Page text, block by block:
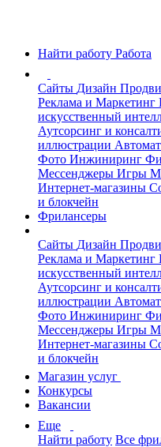
Найти работу Работа
Сайты Дизайн
Реклама и Маркетинг
искусственный
Аутсорсинг и
иллюстрации
Фото Инжиниринг
Мессенджеры Игры
Интернет-магазины
и блокчейн
Фрилансеры
Сайты Дизайн
Реклама и Маркетинг
искусственный
Аутсорсинг и
иллюстрации
Фото Инжиниринг
Мессенджеры Игры
Интернет-магазины
и блокчейн
Магазин услуг
Конкурсы
Вакансии
Еще
Найти работу Все